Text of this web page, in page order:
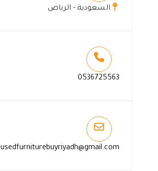
السعودية - الرياض
0536725563
usedfurniturebuyriyadh@gmail.com